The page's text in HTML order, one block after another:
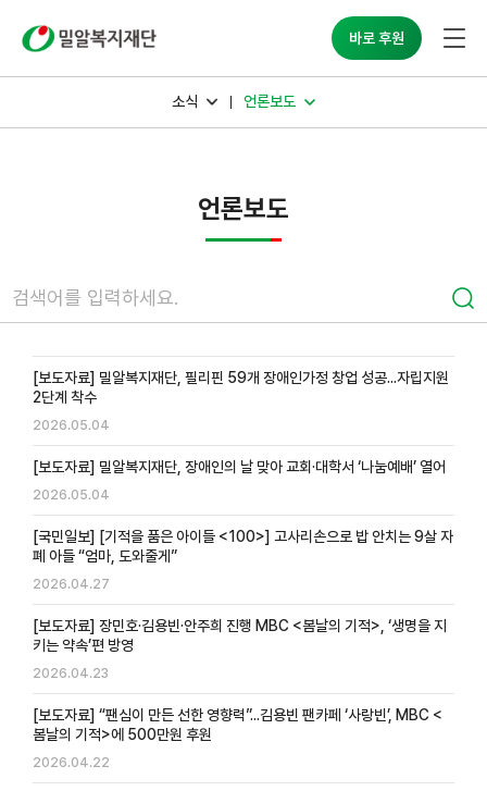
바로 후원
소식 언론보도
언론보도
[보도자료] 밀알복지재단, 필리핀 59개 장애인가정 창업 성공...자립지원
2단계 착수
2026.05.04
[보도자료] 밀알복지재단, 장애인의 날 맞아 교회·대학서 ‘나눔예배’ 열어
2026.05.04
[국민일보] [기적을 품은 아이들 <100>] 고사리손으로 밥 안치는 9살 자
폐 아들 “엄마, 도와줄게”
2026.04.27
[보도자료] 장민호·김용빈·안주희 진행 MBC <봄날의 기적>, ‘생명을 지
키는 약속’편 방영
2026.04.23
[보도자료] “팬심이 만든 선한 영향력”...김용빈 팬카페 ‘사랑빈’, MBC <
봄날의 기적>에 500만원 후원
2026.04.22